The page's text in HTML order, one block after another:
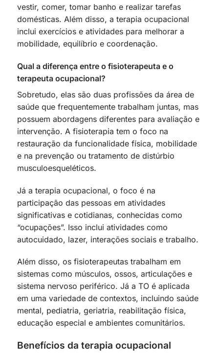
vestir, comer, tomar banho e realizar tarefas
domésticas. Além disso, a terapia ocupacional
inclui exercícios e atividades para melhorar a
mobilidade, equilíbrio e coordenação.
Qual a diferença entre o fisioterapeuta e o
terapeuta ocupacional?
Sobretudo, elas são duas profissões da área de
saúde que frequentemente trabalham juntas, mas
possuem abordagens diferentes para avaliação e
intervenção. A fisioterapia tem o foco na
restauração da funcionalidade física, mobilidade
e na prevenção ou tratamento de distúrbio
musculoesqueléticos.
Já a terapia ocupacional, o foco é na
participação das pessoas em atividades
significativas e cotidianas, conhecidas como
“ocupações”. Isso inclui atividades como
autocuidado, lazer, interações sociais e trabalho.
Além disso, os fisioterapeutas trabalham em
sistemas como músculos, ossos, articulações e
sistema nervoso periférico. Já a TO é aplicada
em uma variedade de contextos, incluindo saúde
mental, pediatria, geriatria, reabilitação física,
educação especial e ambientes comunitários.
Benefícios da terapia ocupacional